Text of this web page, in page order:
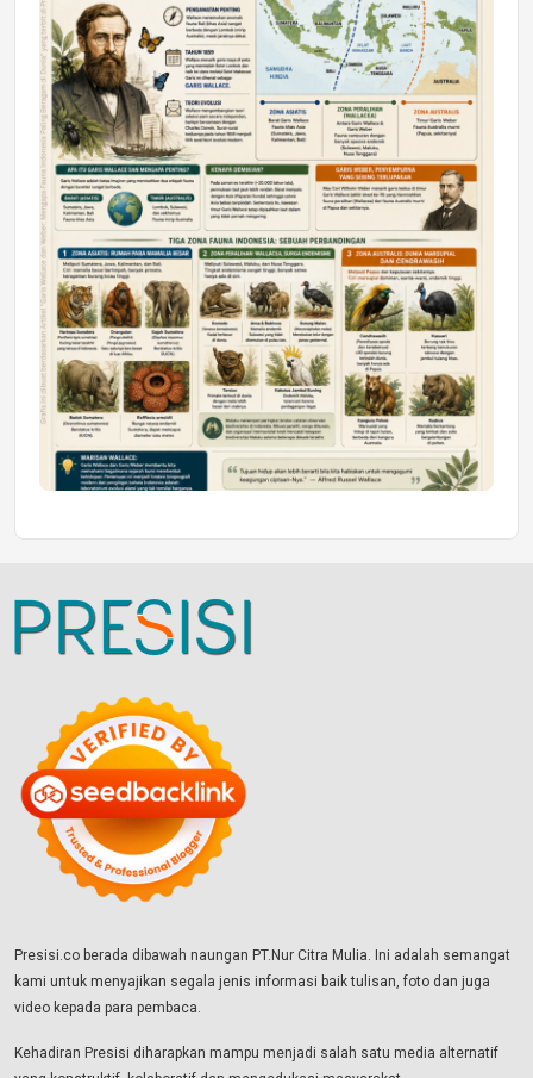
Astra Motor Kalimantan Timur 2 Dukung
Mahasiswa Samarinda dalam Astra
Honda SDGs Future Leaders 2026
Jumat, 10 Jul 2026 19:01
Presisi.co berada dibawah naungan PT.Nur Citra Mulia. Ini adalah semangat
kami untuk menyajikan segala jenis informasi baik tulisan, foto dan juga
video kepada para pembaca.
Kehadiran Presisi diharapkan mampu menjadi salah satu media alternatif